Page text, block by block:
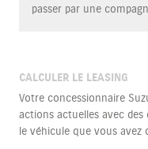
passer par une
CALCULER LE LEASING
Votre concessionnaire
actions actuelles avec
le véhicule que vous avez